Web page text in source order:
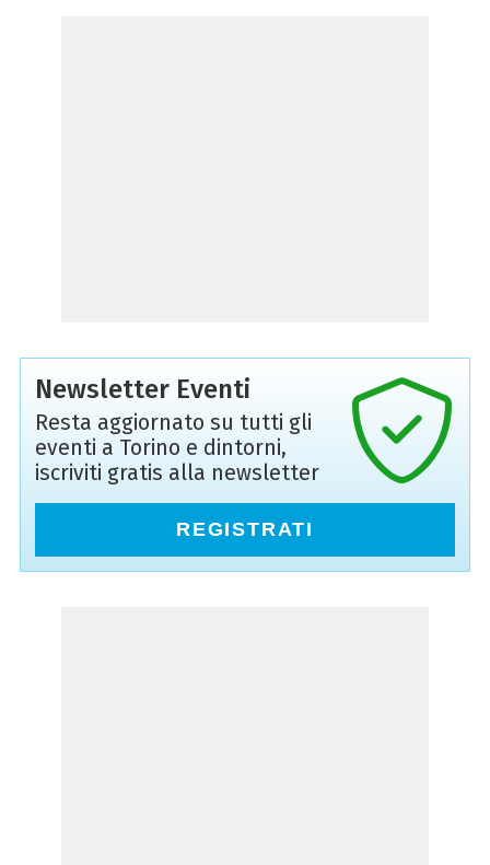
Newsletter Eventi
Resta aggiornato su tutti gli
eventi a Torino e dintorni,
iscriviti gratis alla newsletter
REGISTRATI